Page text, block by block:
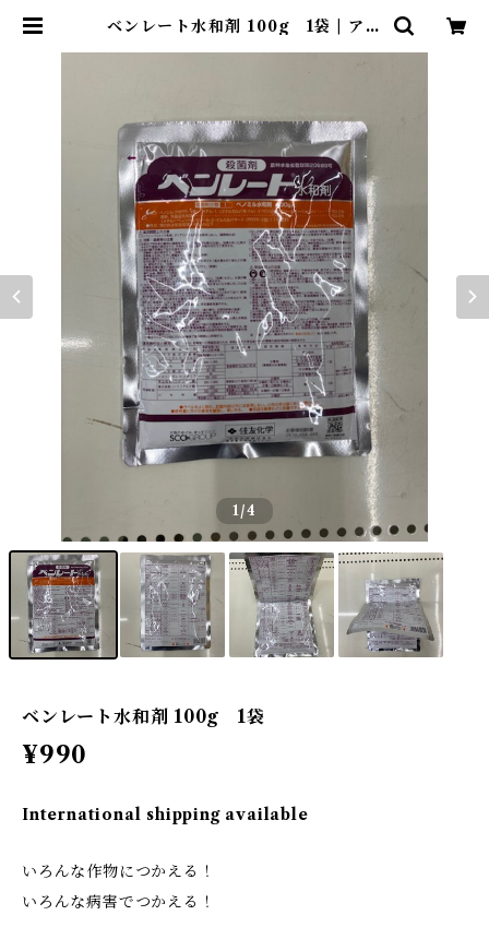
ベンレート水和剤 100g 1袋 | アグ
1/4
ベンレート水和剤 100g 1袋
¥990
International shipping available
いろんな作物につかえる！
いろんな病害でつかえる！